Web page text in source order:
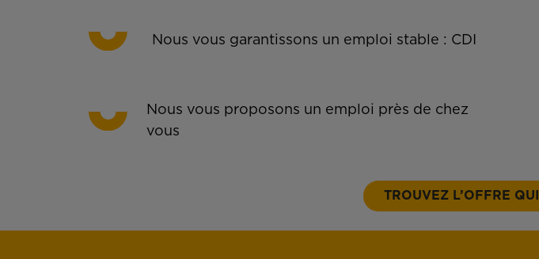
Nous vous garantissons un emploi stable : CDI
Nous vous proposons un emploi près de chez
vous
TROUVEZ L’OFFRE